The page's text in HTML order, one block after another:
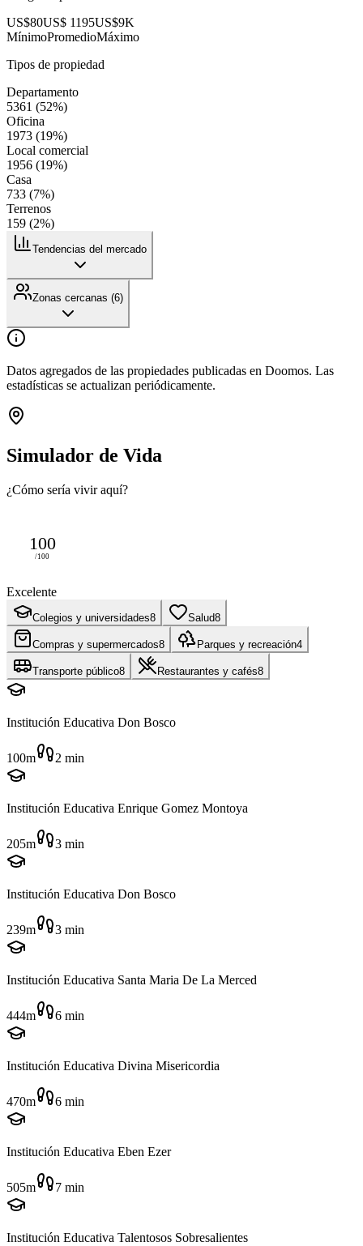
US$80US$ 1195US$9K
MínimoPromedioMáximo
Tipos de propiedad
Departamento
5361 (52%)
Oficina
1973 (19%)
Local comercial
1956 (19%)
Casa
733 (7%)
Terrenos
159 (2%)
Tendencias del mercado
Zonas cercanas (6)
Datos agregados de las propiedades publicadas en Doomos. Las
estadísticas se actualizan periódicamente.
Simulador de Vida
¿Cómo sería vivir aquí?
100
/100
Excelente
Colegios y universidades8 Salud8
Compras y supermercados8 Parques y recreación4
Transporte público8 Restaurantes y cafés8
Institución Educativa Don Bosco
100m 2 min
Institución Educativa Enrique Gomez Montoya
205m 3 min
Institución Educativa Don Bosco
239m 3 min
Institución Educativa Santa Maria De La Merced
444m 6 min
Institución Educativa Divina Misericordia
470m 6 min
Institución Educativa Eben Ezer
505m 7 min
Institución Educativa Talentosos Sobresalientes